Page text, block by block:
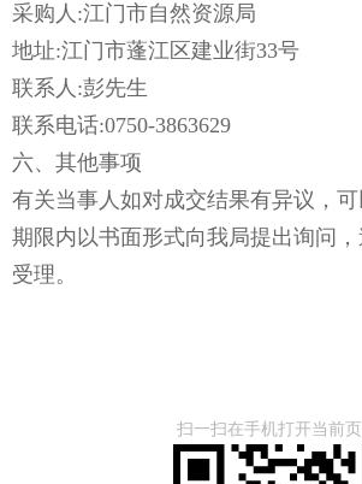
采购人:江门市自然资源局
地址:江门市蓬江区建业街33号
联系人:彭先生
联系电话:0750-3863629
六、其他事项
有关当事人如对成交结果有异议，
期限内以书面形式向我局提出询问
受理。
扫一扫在手机打开当前页